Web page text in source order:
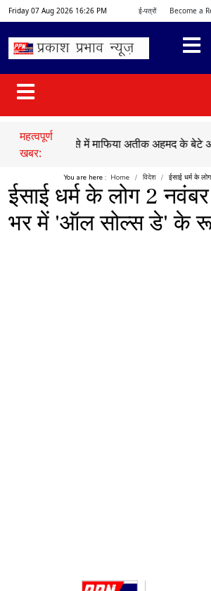
Friday 07 Aug 2026 16:26 PM ई-पत्रों Become a
महत्वपूर्ण
खबर:
हादसे में माफिया अतीक अहमद के बेटे अबान की
You are here : Home विदेश ईसाई धर्म के
ईसाई धर्म के लोग 2
भर में 'ऑल सोल्स डे' के